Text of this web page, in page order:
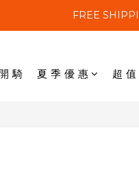
FREE
騎 夏 季 優 惠 超